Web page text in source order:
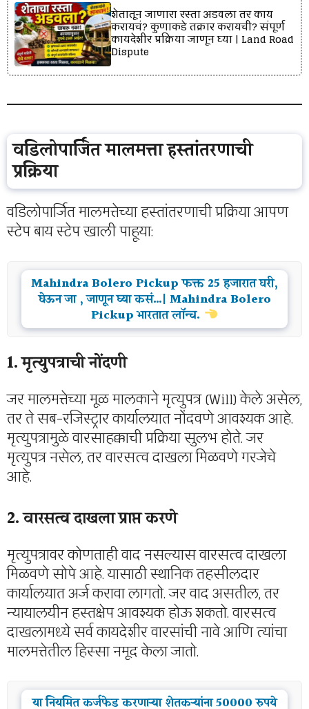
शेतातून जाणारा रस्ता अडवला तर काय
करायचं? कुणाकडे तक्रार करायची? संपूर्ण
कायदेशीर प्रक्रिया जाणून घ्या | Land Road
Dispute
वडिलोपार्जित मालमत्ता हस्तांतरणाची
प्रक्रिया
वडिलोपार्जित मालमत्तेच्या हस्तांतरणाची प्रक्रिया आपण
स्टेप बाय स्टेप खाली पाहूया:
Mahindra Bolero Pickup फक्त 25 हजारात घरी,
घेऊन जा , जाणून घ्या कसं…| Mahindra Bolero
Pickup भारतात लॉन्च.
1. मृत्युपत्राची नोंदणी
जर मालमत्तेच्या मूळ मालकाने मृत्युपत्र (Will) केले असेल,
तर ते सब-रजिस्ट्रार कार्यालयात नोंदवणे आवश्यक आहे.
मृत्युपत्रामुळे वारसाहक्काची प्रक्रिया सुलभ होते. जर
मृत्युपत्र नसेल, तर वारसत्व दाखला मिळवणे गरजेचे
आहे.
2. वारसत्व दाखला प्राप्त करणे
मृत्युपत्रावर कोणताही वाद नसल्यास वारसत्व दाखला
मिळवणे सोपे आहे. यासाठी स्थानिक तहसीलदार
कार्यालयात अर्ज करावा लागतो. जर वाद असतील, तर
न्यायालयीन हस्तक्षेप आवश्यक होऊ शकतो. वारसत्व
दाखलामध्ये सर्व कायदेशीर वारसांची नावे आणि त्यांचा
मालमत्तेतील हिस्सा नमूद केला जातो.
या नियमित कर्जफेड करणाऱ्या शेतकऱ्यांना 50000 रुपये